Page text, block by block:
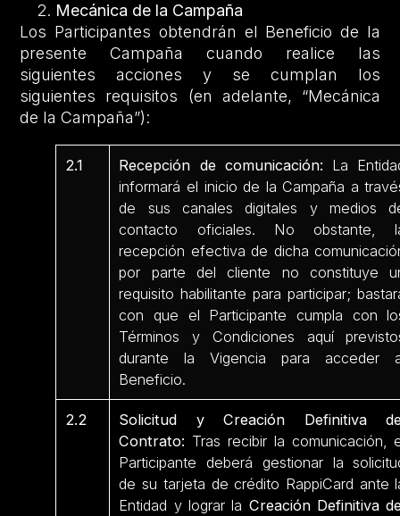
Mecánica de la Campaña
Los Participantes obtendrán el Beneficio de la
presente Campaña cuando realice las
siguientes acciones y se cumplan los
siguientes requisitos (en adelante, “Mecánica
de la Campaña”):
2.1 Recepción de comunicación: La
informará el inicio de la Campaña a
de sus canales digitales y medios
contacto oficiales. No obstante,
recepción efectiva de dicha
por parte del cliente no constituye
requisito habilitante para participar;
con que el Participante cumpla con
Términos y Condiciones aquí
durante la Vigencia para acceder
Beneficio.
2.2
Solicitud y Creación Definitiva
Contrato: Tras recibir la comunicación,
Participante deberá gestionar la
de su tarjeta de crédito RappiCard ante
Entidad y lograr la Creación Definitiva